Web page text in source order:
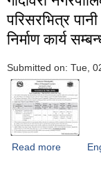
परिसरभित्र
निर्माण कार्य
Submitted on: Tue,
Read more about